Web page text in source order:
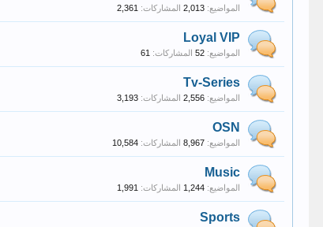
المواضيع: 2,013 المشاركات: 2,361
Loyal VIP
المواضيع: 52 المشاركات: 61
Tv-Series
المواضيع: 2,556 المشاركات: 3,193
OSN
المواضيع: 8,967 المشاركات: 10,584
Music
المواضيع: 1,244 المشاركات: 1,991
Sports